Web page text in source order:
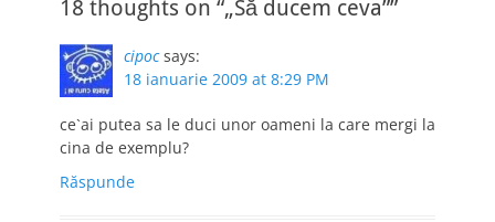
18 thoughts on “„Să ducem ceva””
cipoc says:
18 ianuarie 2009 at 8:29 PM
ce`ai putea sa le duci unor oameni la care mergi la
cina de exemplu?
Răspunde